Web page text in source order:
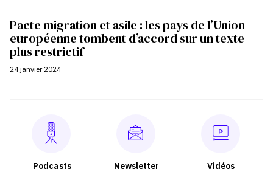
Pacte migration et asile : les pays de l’Union
européenne tombent d’accord sur un texte
plus restrictif
24 janvier 2024
Podcasts Newsletter Vidéos